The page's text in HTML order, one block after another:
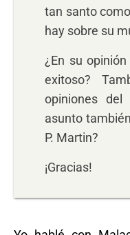
tan santo
hay sobre su
¿En su
exitoso?
opiniones
asunto
P. Martin?
¡Gracias!